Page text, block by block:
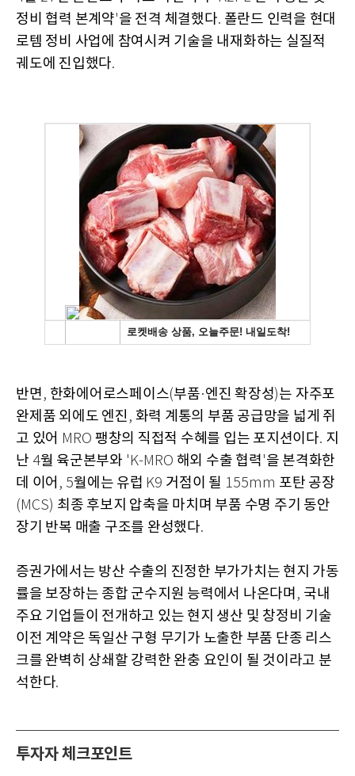
정비 협력 본계약'을 전격 체결했다. 폴란드 인력을 현대
로템 정비 사업에 참여시켜 기술을 내재화하는 실질적
궤도에 진입했다.
반면, 한화에어로스페이스(부품·엔진 확장성)는 자주포
완제품 외에도 엔진, 화력 계통의 부품 공급망을 넓게 쥐
고 있어 MRO 팽창의 직접적 수혜를 입는 포지션이다. 지
난 4월 육군본부와 'K-MRO 해외 수출 협력'을 본격화한
데 이어 , 5월에는 유럽 K9 거점이 될 155mm 포탄 공장
(MCS) 최종 후보지 압축을 마치며 부품 수명 주기 동안
장기 반복 매출 구조를 완성했다.
증권가에서는 방산 수출의 진정한 부가가치는 현지 가동
률을 보장하는 종합 군수지원 능력에서 나온다며 , 국내
주요 기업들이 전개하고 있는 현지 생산 및 창정비 기술
이전 계약은 독일산 구형 무기가 노출한 부품 단종 리스
크를 완벽히 상쇄할 강력한 완충 요인이 될 것이라고 분
석한다.
투자자 체크포인트